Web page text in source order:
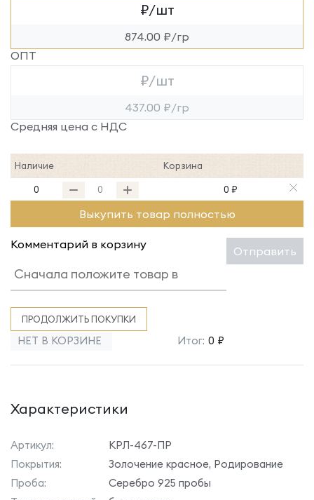
₽/шт
874.00 ₽/гр
ОПТ
₽/шт
437.00 ₽/гр
Средняя цена с НДС
Наличие Корзина
0 0 ₽
Выкупить товар полностью
Комментарий в корзину Отправить
ПРОДОЛЖИТЬ ПОКУПКИ
НЕТ В КОРЗИНЕ Итог: 0 ₽
Характеристики
Артикул:
КРЛ-467-ПР
Покрытия:
Золочение красное, Родирование
Проба:
Серебро 925 пробы